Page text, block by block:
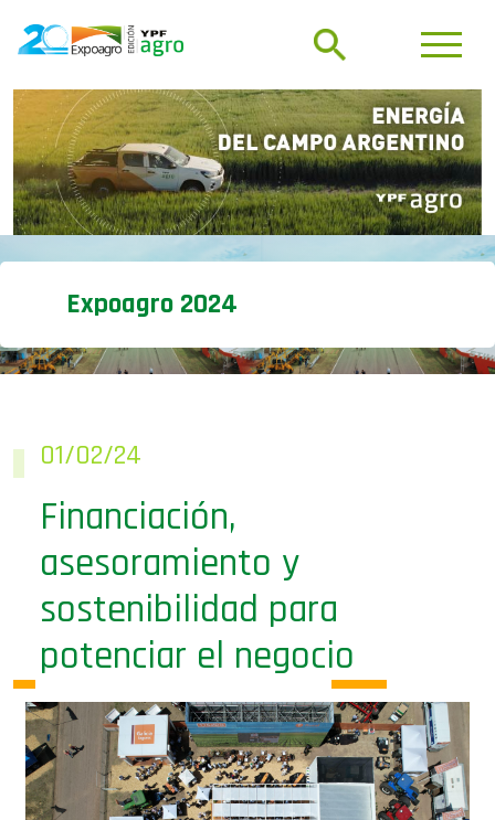
Expoagro 2024
asesoramiento y
sostenibilidad para
potenciar el negocio